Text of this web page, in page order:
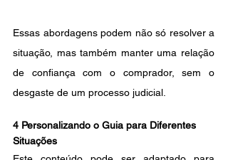
Essas abordagens podem não só resolver a
situação, mas também manter uma relação
de confiança com o comprador, sem o
desgaste de um processo judicial.
4 Personalizando o Guia para Diferentes
Situações